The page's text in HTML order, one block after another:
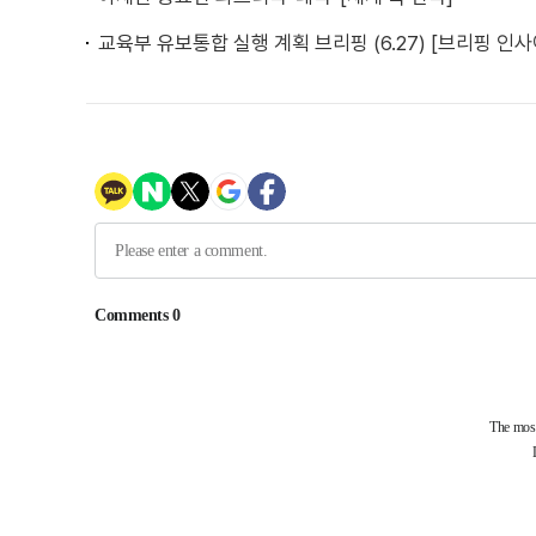
교육부 유보통합 실행 계획 브리핑 (6.27) [브리핑 인